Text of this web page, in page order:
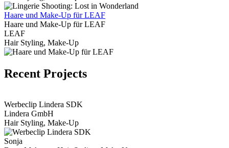
Haare und Make-Up für LEAF
Haare und Make-Up für LEAF
LEAF
Hair Styling, Make-Up
Recent Projects
Werbeclip Lindera SDK
Lindera GmbH
Hair Styling, Make-Up
Sonja